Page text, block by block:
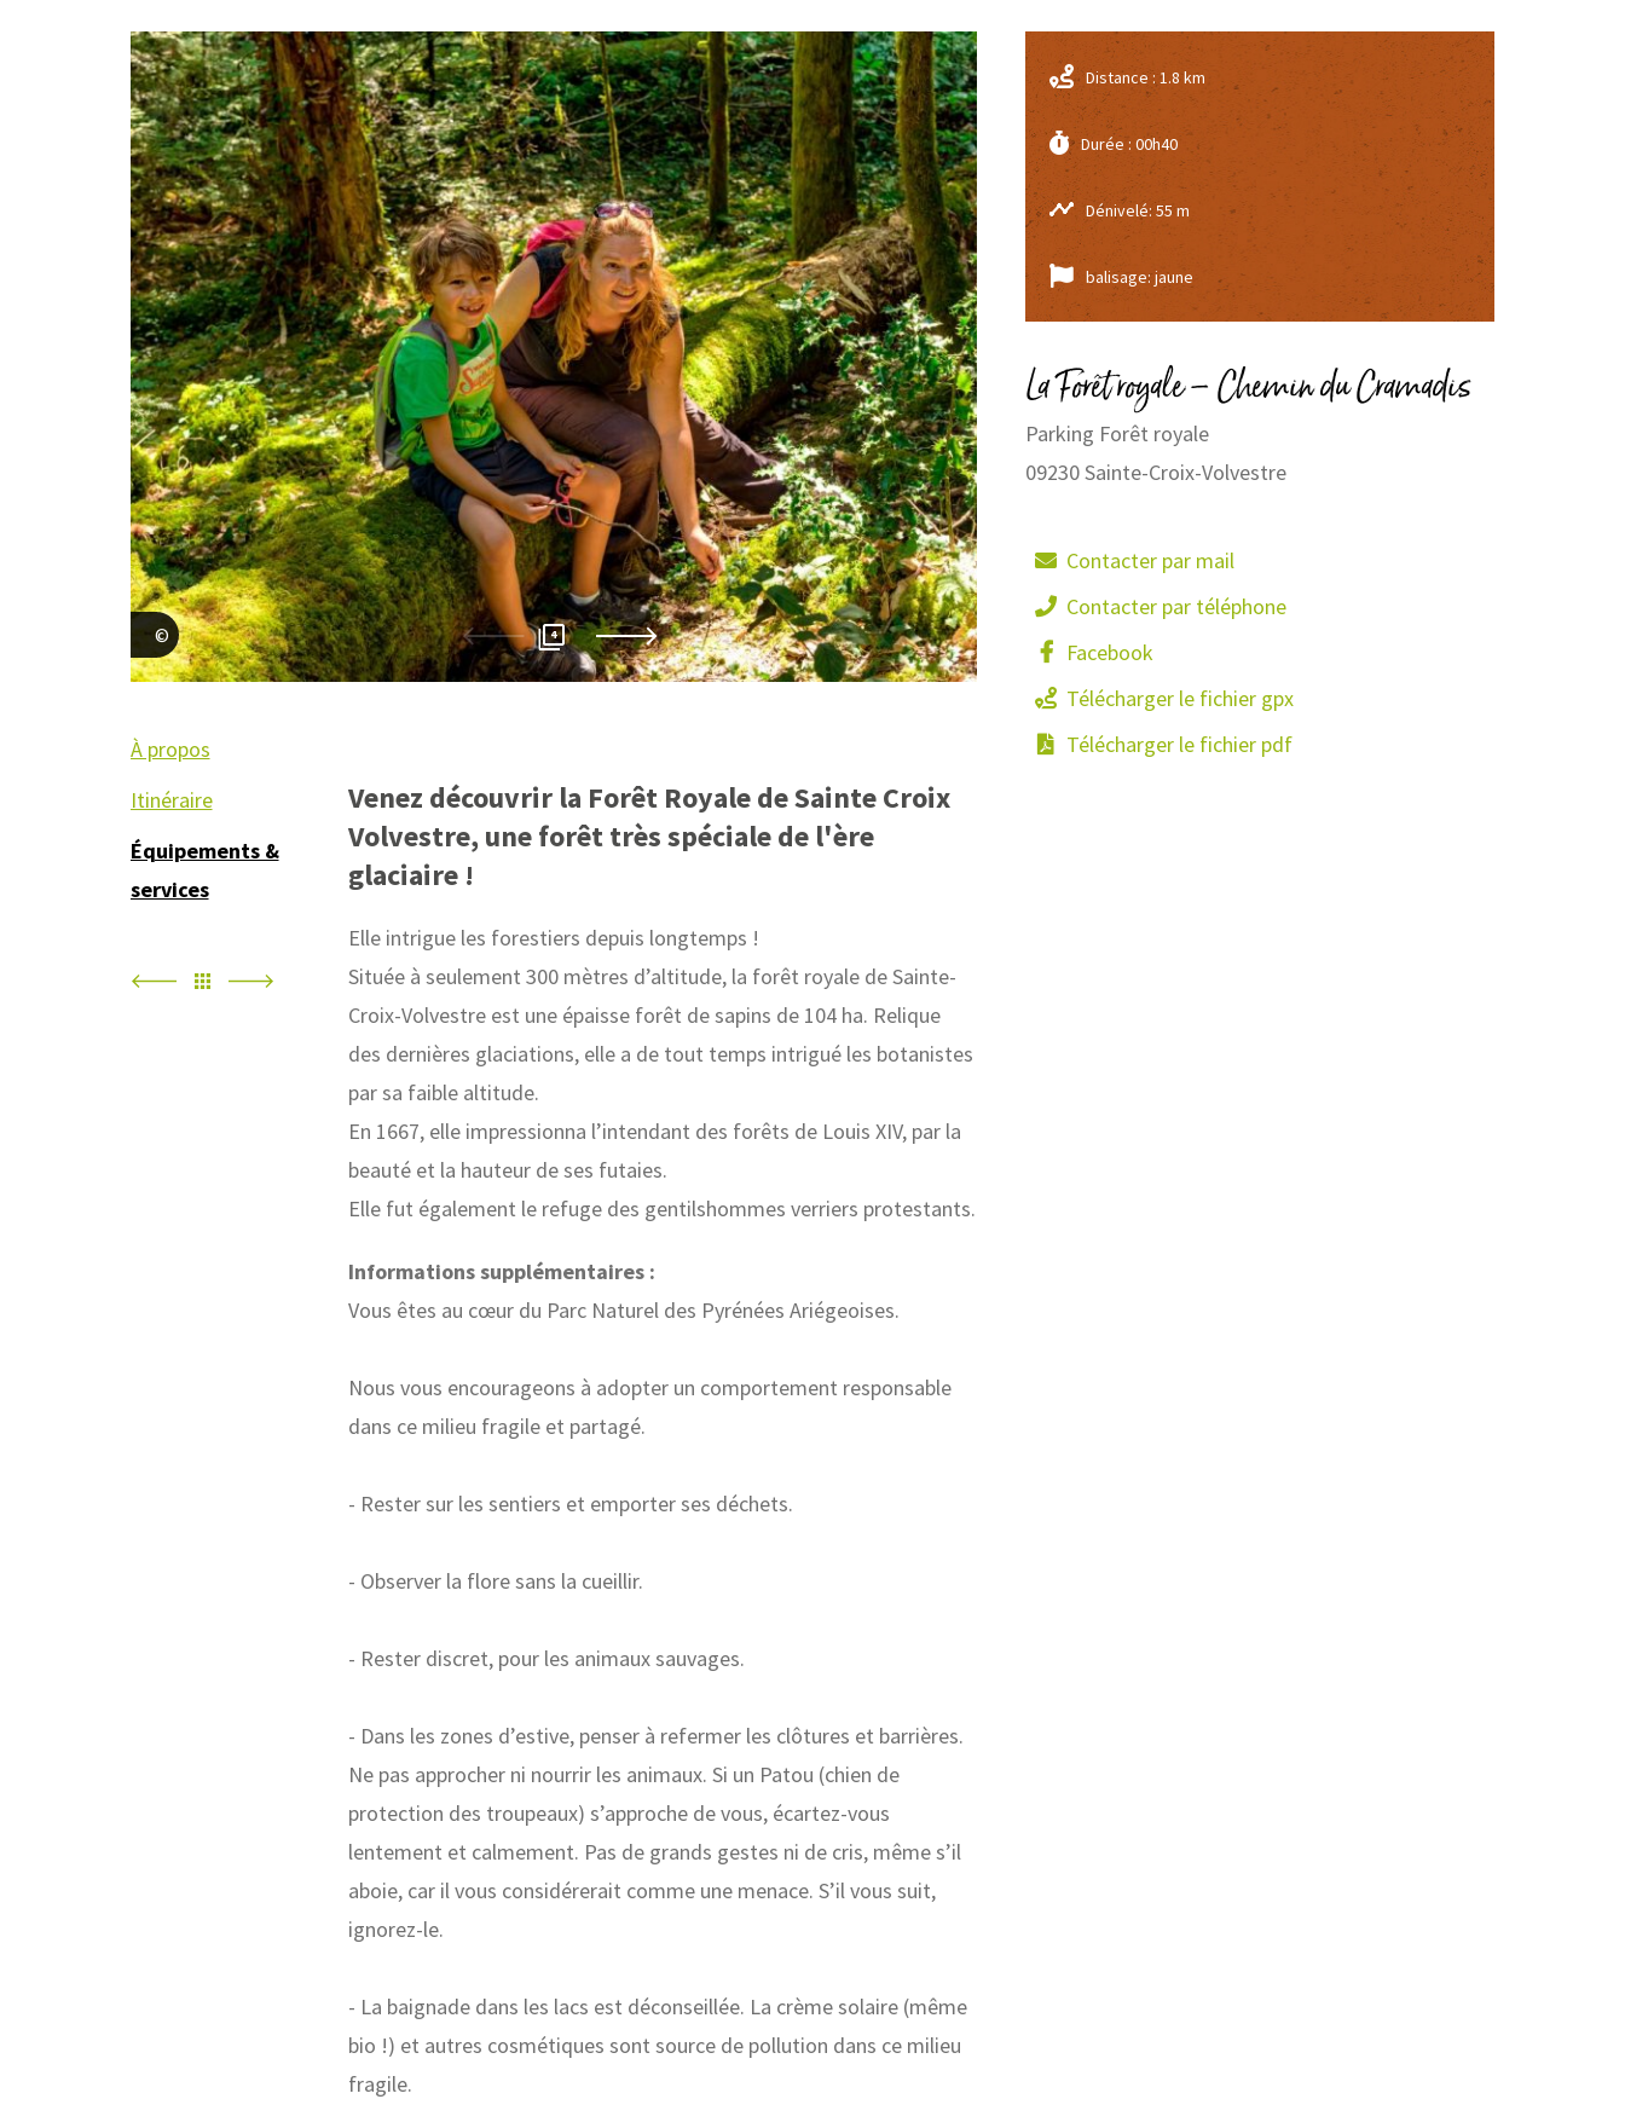
Office de tourisme du Couserans Office de tourisme du Couserans
4
À propos
Itinéraire
Équipements &
services
Venez découvrir la Forêt Royale de Sainte Croix
Volvestre, une forêt très spéciale de l'ère
glaciaire !
Elle intrigue les forestiers depuis longtemps !
Située à seulement 300 mètres d’altitude, la forêt royale de Sainte-
Croix-Volvestre est une épaisse forêt de sapins de 104 ha. Relique
des dernières glaciations, elle a de tout temps intrigué les botanistes
par sa faible altitude.
En 1667, elle impressionna l’intendant des forêts de Louis XIV, par la
beauté et la hauteur de ses futaies.
Elle fut également le refuge des gentilshommes verriers protestants.
Informations supplémentaires :
Vous êtes au cœur du Parc Naturel des Pyrénées Ariégeoises.
Nous vous encourageons à adopter un comportement responsable
dans ce milieu fragile et partagé.
- Rester sur les sentiers et emporter ses déchets.
- Observer la flore sans la cueillir.
- Rester discret, pour les animaux sauvages.
- Dans les zones d’estive, penser à refermer les clôtures et barrières.
Ne pas approcher ni nourrir les animaux. Si un Patou (chien de
protection des troupeaux) s’approche de vous, écartez-vous
lentement et calmement. Pas de grands gestes ni de cris, même s’il
aboie, car il vous considérerait comme une menace. S’il vous suit,
ignorez-le.
- La baignade dans les lacs est déconseillée. La crème solaire (même
bio !) et autres cosmétiques sont source de pollution dans ce milieu
fragile.
Distance : 1.8 km
Durée : 00h40
Dénivelé: 55 m
balisage: jaune
La Forêt royale – Chemin du Cramadis
Parking Forêt royale
09230Sainte-Croix-Volvestre
Contacter par mail
Contacter par téléphone
Facebook
Télécharger le fichier gpx
Télécharger le fichier pdf